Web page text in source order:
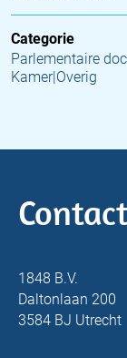
Categorie
Parlementaire
Kamer|Overig
1848 B.V.
Daltonlaan 200
3584 BJ Utrecht